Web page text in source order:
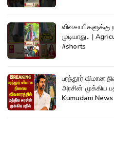
முடியாது.. |
#shorts
பரந்தூர் விமான
அரசின் முக்கிய
Kumudam News